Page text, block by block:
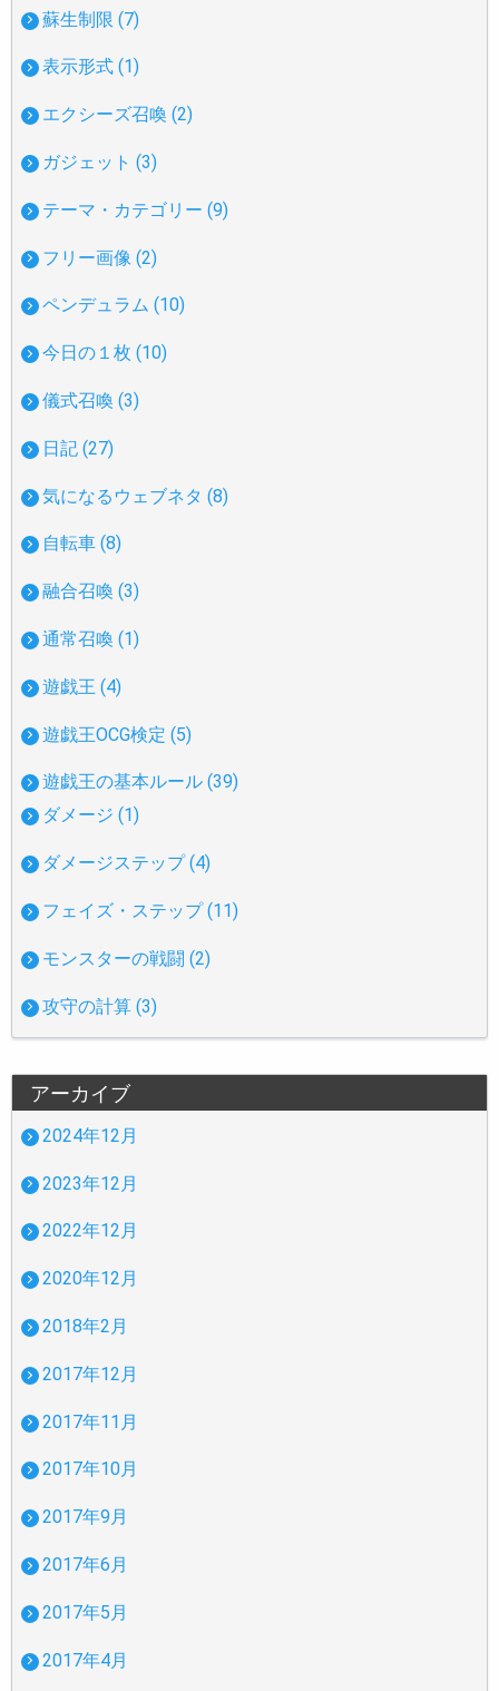
蘇生制限 (7)
表示形式 (1)
エクシーズ召喚 (2)
ガジェット (3)
テーマ・カテゴリー (9)
フリー画像 (2)
ペンデュラム (10)
今日の１枚 (10)
儀式召喚 (3)
日記 (27)
気になるウェブネタ (8)
自転車 (8)
融合召喚 (3)
通常召喚 (1)
遊戯王 (4)
遊戯王OCG検定 (5)
遊戯王の基本ルール (39)
ダメージ (1)
ダメージステップ (4)
フェイズ・ステップ (11)
モンスターの戦闘 (2)
攻守の計算 (3)
アーカイブ
2024年12月
2023年12月
2022年12月
2020年12月
2018年2月
2017年12月
2017年11月
2017年10月
2017年9月
2017年6月
2017年5月
2017年4月